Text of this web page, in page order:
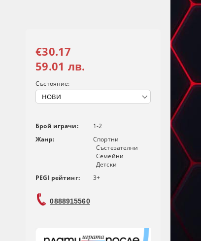
€30.17
59.01 лв.
Състояние:
Брой играчи:
1-2
Жанр:
Спортни
Състезателни
Семейни
Детски
PEGI рейтинг:
3+
0888915560